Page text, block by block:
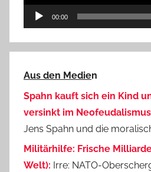
00:00
Aus den Medien
Spahn kauft sich ein Kind
versinkt im
Jens Spahn und die
Militärhilfe: Frische
Welt): Irre: NATO-